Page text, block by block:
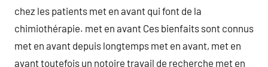
chez les patients met en avant qui font de la
chimiothérapie. met en avant Ces bienfaits sont connus
met en avant depuis longtemps met en avant, met en
avant toutefois un notoire travail de recherche met en